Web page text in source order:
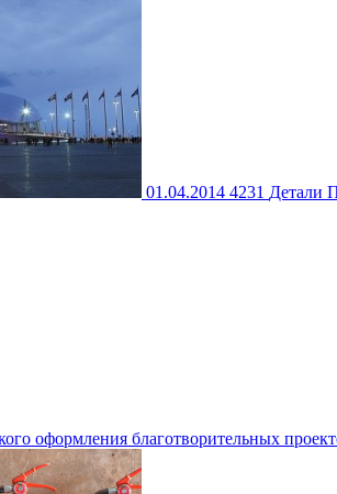
01.04.2014 4231 Детали
оформления благотворительных